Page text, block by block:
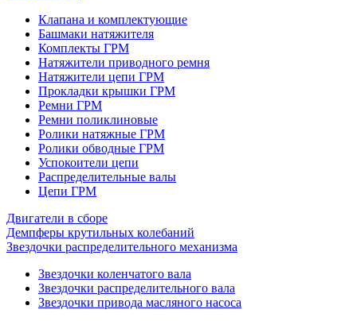
Клапана и комплектующие
Башмаки натяжителя
Комплекты ГРМ
Натяжители приводного ремня
Натяжители цепи ГРМ
Прокладки крышки ГРМ
Ремни ГРМ
Ремни поликлиновые
Ролики натяжные ГРМ
Ролики обводные ГРМ
Успокоители цепи
Распределительные валы
Цепи ГРМ
Двигатели в сборе
Демпферы крутильных колебаний
Звездочки распределительного механизма
Звездочки коленчатого вала
Звездочки распределительного вала
Звездочки привода масляного насоса